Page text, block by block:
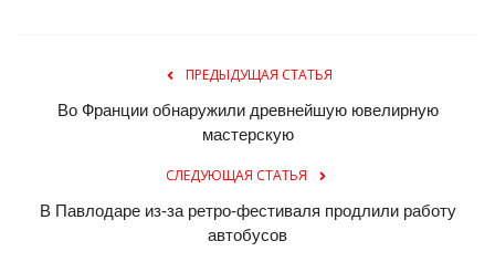
ПРЕДЫДУЩАЯ СТАТЬЯ
Во Франции обнаружили древнейшую ювелирную
мастерскую
СЛЕДУЮЩАЯ СТАТЬЯ
В Павлодаре из-за ретро-фестиваля продлили работу
автобусов